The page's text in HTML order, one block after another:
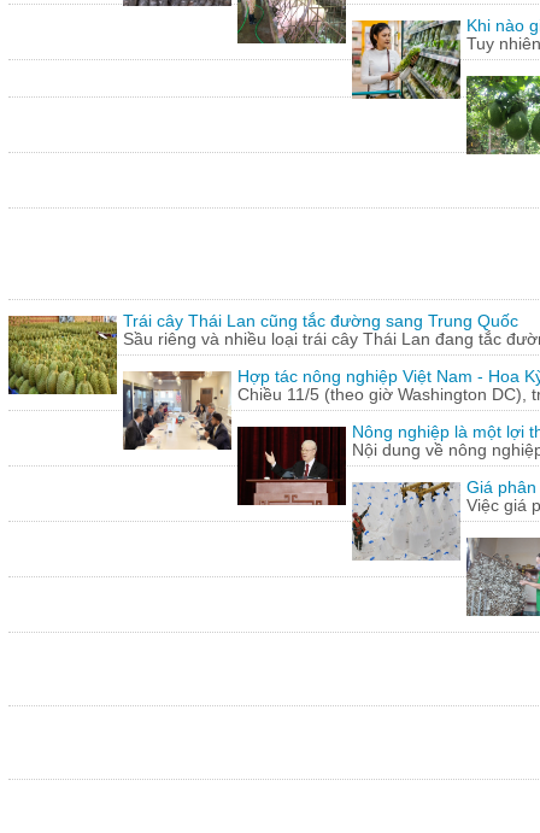
Khi nào
Tuy
Trái cây Thái Lan cũng tắc đường sang Trung Quốc
Sầu riêng và nhiều loại trái cây Thái Lan đang tắc
Hợp tác nông nghiệp Việt Nam - Hoa
Chiều 11/5 (theo giờ Washington DC),
Nông nghiệp là một lợi
Nội dung về nông
Giá
Việc giá